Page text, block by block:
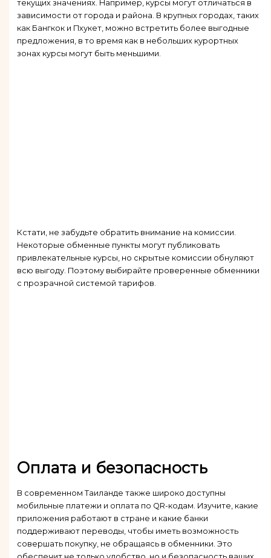
текущих значениях. Например, курсы могут отличаться в
зависимости от города и района. В крупных городах, таких
как Бангкок и Пхукет, можно встретить более выгодные
предложения, в то время как в небольших курортных
зонах курсы могут быть меньшими.
Кстати, не забудьте обратить внимание на комиссии.
Некоторые обменные пункты могут публиковать
привлекательные курсы, но скрытые комиссии обнуляют
всю выгоду. Поэтому выбирайте проверенные обменники
с прозрачной системой тарифов.
Оплата и безопасность
В современном Таиланде также широко доступны
мобильные платежи и оплата по QR-кодам. Изучите, какие
приложения работают в стране и какие банки
поддерживают переводы, чтобы иметь возможность
совершать покупку, не обращаясь в обменники. Это